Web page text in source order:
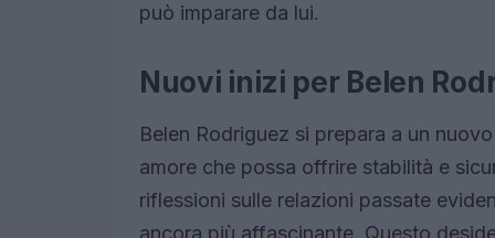
può imparare da lui.
Nuovi inizi per Belen
Belen Rodriguez si prepara a un
amore che possa offrire stabilità e
riflessioni sulle relazioni passate